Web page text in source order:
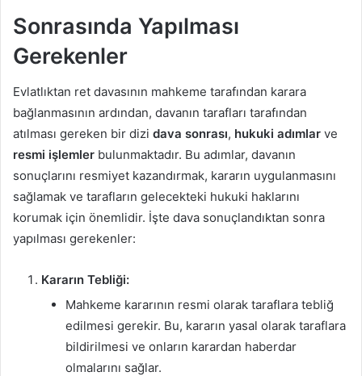
Sonrasında Yapılması
Gerekenler
Evlatlıktan ret davasının mahkeme tarafından karara
bağlanmasının ardından, davanın tarafları tarafından
atılması gereken bir dizi dava sonrası, hukuki adımlar ve
resmi işlemler bulunmaktadır. Bu adımlar, davanın
sonuçlarını resmiyet kazandırmak, kararın uygulanmasını
sağlamak ve tarafların gelecekteki hukuki haklarını
korumak için önemlidir. İşte dava sonuçlandıktan sonra
yapılması gerekenler:
Kararın Tebliği:
Mahkeme kararının resmi olarak taraflara tebliğ
edilmesi gerekir. Bu, kararın yasal olarak taraflara
bildirilmesi ve onların karardan haberdar
olmalarını sağlar.